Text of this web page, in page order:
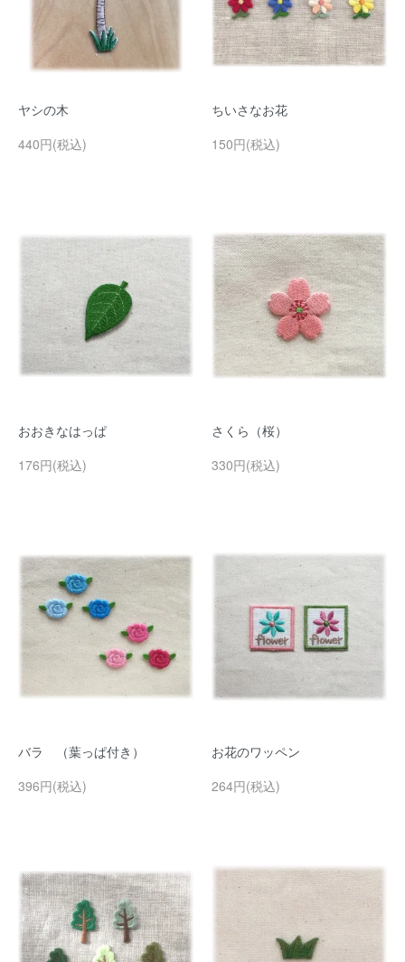
ヤシの木
440円(税込)
ちいさなお花
150円(税込)
おおきなはっぱ
176円(税込)
さくら（桜）
330円(税込)
バラ （葉っぱ付き）
396円(税込)
お花のワッペン
264円(税込)